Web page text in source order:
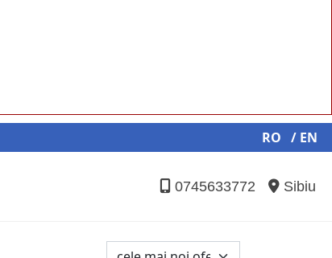
RO / EN
0745633772 Sibiu